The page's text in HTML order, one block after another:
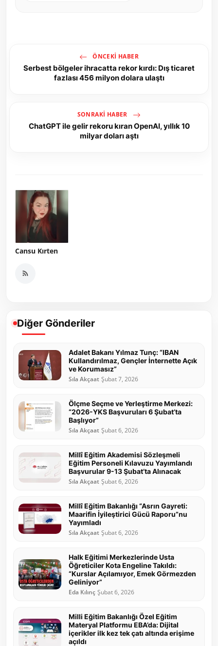
ÖNCEKI HABER
Serbest bölgeler ihracatta rekor kırdı: Dış ticaret
fazlası 456 milyon dolara ulaştı
SONRAKI HABER
ChatGPT ile gelir rekoru kıran OpenAI, yıllık 10
milyar doları aştı
Cansu Kırten
Diğer Gönderiler
Adalet Bakanı Yılmaz Tunç: “IBAN
Kullandırılmaz, Gençler İnternette Açık
ve Korumasız”
Sıla Akçaat Şubat 7, 2026
Ölçme Seçme ve Yerleştirme Merkezi:
“2026-YKS Başvuruları 6 Şubat’ta
Başlıyor”
Sıla Akçaat Şubat 6, 2026
Millî Eğitim Akademisi Sözleşmeli
Eğitim Personeli Kılavuzu Yayımlandı
Başvurular 9-13 Şubat’ta Alınacak
Sıla Akçaat Şubat 6, 2026
Millî Eğitim Bakanlığı “Asrın Gayreti:
Maarifin İyileştirici Gücü Raporu”nu
Yayımladı
Sıla Akçaat Şubat 6, 2026
Halk Eğitimi Merkezlerinde Usta
Öğreticiler Kota Engeline Takıldı:
“Kurslar Açılamıyor, Emek Görmezden
Geliniyor”
Eda Kılınç Şubat 6, 2026
Milli Eğitim Bakanlığı Özel Eğitim
Materyal Platformu EBA’da: Dijital
içerikler ilk kez tek çatı altında erişime
açıldı